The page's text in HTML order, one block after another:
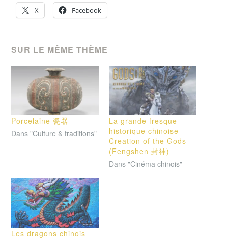
X Facebook
SUR LE MÊME THÈME
Porcelaine 瓷器
Dans "Culture & traditions"
La grande fresque
historique chinoise
Creation of the Gods
(Fengshen 封神)
Dans "Cinéma chinois"
Les dragons chinois